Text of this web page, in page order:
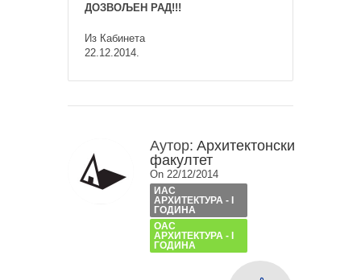
ДОЗВОЉЕН РАД!!!
Из Кабинета
22.12.2014.
Аутор: Архитектонски
факултет
On 22/12/2014
ИАС
АРХИТЕКТУРА - I
ГОДИНА
ОАС
АРХИТЕКТУРА - I
ГОДИНА